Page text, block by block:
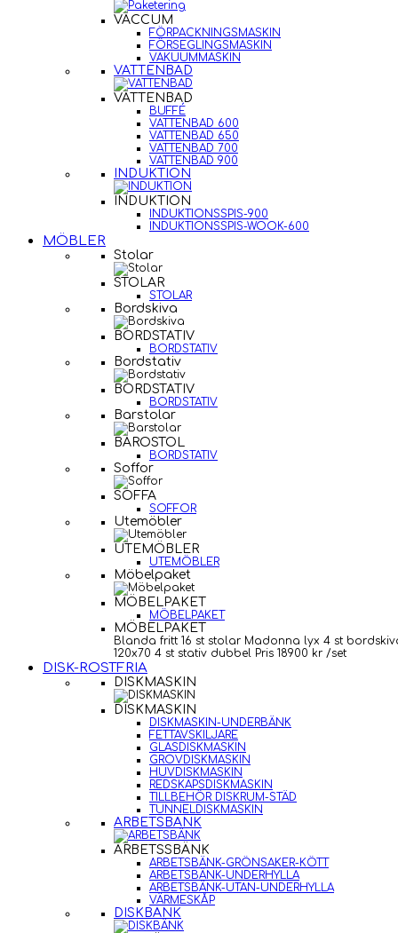
VACCUM
FÖRPACKNINGSMASKIN
FÖRSEGLINGSMASKIN
VAKUUMMASKIN
VATTENBAD
VATTENBAD
BUFFÉ
VATTENBAD 600
VATTENBAD 650
VATTENBAD 700
VATTENBAD 900
INDUKTION
INDUKTION
INDUKTIONSSPIS-900
INDUKTIONSSPIS-WOOK-600
MÖBLER
Stolar
STOLAR
STOLAR
Bordskiva
BORDSTATIV
BORDSTATIV
Bordstativ
BORDSTATIV
BORDSTATIV
Barstolar
BAROSTOL
BORDSTATIV
Soffor
SOFFA
SOFFOR
Utemöbler
UTEMÖBLER
UTEMÖBLER
Möbelpaket
MÖBELPAKET
MÖBELPAKET
MÖBELPAKET
Blanda fritt 16 st stolar Madonna lyx 4 st
120x70 4 st stativ dubbel Pris 18900 kr /set
DISK-ROSTFRIA
DISKMASKIN
DISKMASKIN
DISKMASKIN-UNDERBÄNK
FETTAVSKILJARE
GLASDISKMASKIN
GROVDISKMASKIN
HUVDISKMASKIN
REDSKAPSDISKMASKIN
TILLBEHÖR DISKRUM-STÄD
TUNNELDISKMASKIN
ARBETSBÄNK
ARBETSSBÄNK
ARBETSBÄNK-GRÖNSAKER-KÖTT
ARBETSBÄNK-UNDERHYLLA
ARBETSBÄNK-UTAN-UNDERHYLLA
VÄRMESKÅP
DISKBÄNK